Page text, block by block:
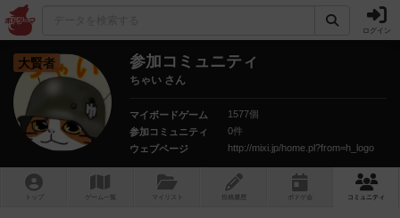
ログイン
大賢者 参加コミュニティ
ちゃい さん
マイボードゲーム
1577個
参加コミュニティ
0件
ウェブページ
http://mixi.jp/home.pl?from=h_logo
トップ ゲーム一覧 マイリスト 投稿履歴 ボ ドゲ コミュニティ